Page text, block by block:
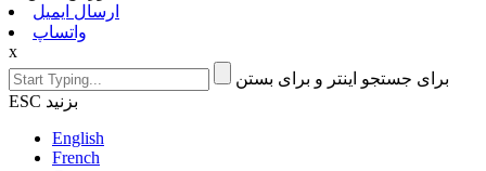
ESC بزنید
English
French
German
Portuguese
Spanish